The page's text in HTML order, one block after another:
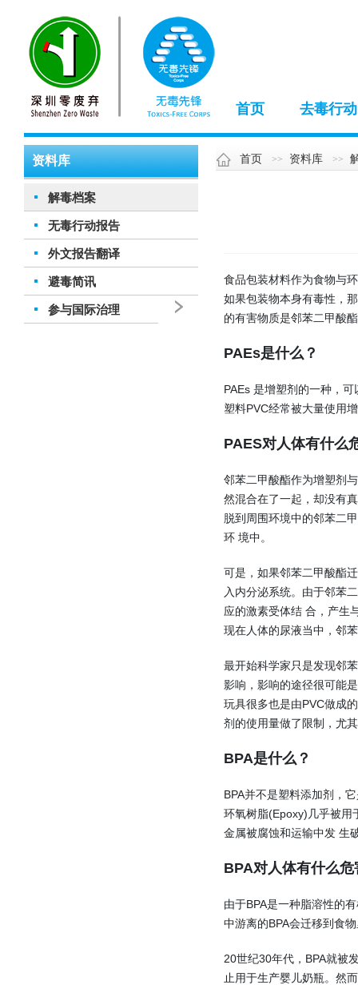
首页 去毒行动
资料库
解毒档案
无毒行动报告
外文报告翻译
避毒简讯
参与国际治理
首页 资料库
食品包装材料作为食物与
如果包装物本身有毒性，
的有害物质是邻苯二甲酸
PAEs是什么？
PAEs 是增塑剂的一种，
塑料PVC经常被大量使用
PAES对人体有什么
邻苯二甲酸酯作为增塑剂
然混合在了一起，却没有
脱到周围环境中的邻苯二
环 境中。
可是，如果邻苯二甲酸酯
入内分泌系统。由于邻苯
应的激素受体结 合，产生
现在人体的尿液当中，邻
最开始科学家只是发现邻
影响，影响的途径很可能
玩具很多也是由PVC做成
剂的使用量做了限制，尤
BPA是什么？
BPA并不是塑料添加剂，
环氧树脂(Epoxy)几乎被用
金属被腐蚀和运输中发 生
BPA对人体有什么危
由于BPA是一种脂溶性的
中游离的BPA会迁移到食
20世纪30年代，BPA就被
止用于生产婴儿奶瓶。然